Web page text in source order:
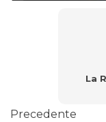
La
Precedente